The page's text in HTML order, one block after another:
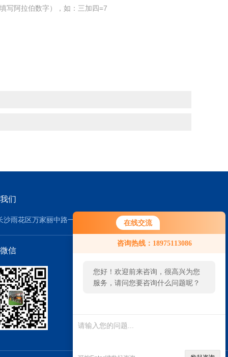
在线交流
咨询热线：18975113086
您好！欢迎前来咨询，很高兴为您
服务，请问您要咨询什么问题呢？
写阿拉伯数字），如：三加四=7
们
沙雨花区万家丽中路一段358号
信